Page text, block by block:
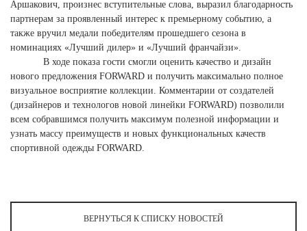
Челябинская область (2)
Ямало-Ненецкий автономный округ (1)
Ярославская область (1)
Аршакович, произнес вступительные слова, выразил благодарность
партнерам за проявленный интерес к премьерному событию, а
также вручил медали победителям прошедшего сезона в
номинациях «Лучший дилер» и «Лучший франчайзи».
В ходе показа гости смогли оценить качество и дизайн
нового предложения FORWARD и получить максимально полное
визуальное восприятие коллекции. Комментарии от создателей
(дизайнеров и технологов новой линейки FORWARD) позволили
всем собравшимся получить максимум полезной информации и
узнать массу преимуществ и новых функциональных качеств
спортивной одежды FORWARD.
ВЕРНУТЬСЯ К СПИСКУ НОВОСТЕЙ